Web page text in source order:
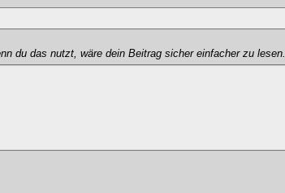
du das nutzt, wäre dein Beitrag sicher einfacher zu lesen.